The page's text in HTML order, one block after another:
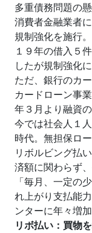
多重債務問題の
消費者金融業者
規制強化を施行
１９年の借入５
したが規制強化
ただ、銀行のカ
カードローン事
年３月より融資
今では社会人１
時代。無担保ロ
リボルビング払
済額に関わらず
「毎月、一定の
れ上がり支払能
ンターに年々増
リボ払い：買物